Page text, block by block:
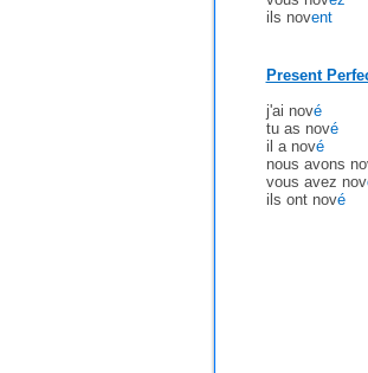
ils novent
Present
j'ai nové
tu as nové
il a nové
nous avons
vous avez nov
ils ont nové